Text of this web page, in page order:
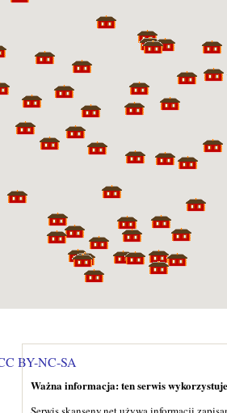
BY-NC-SA
Ważna informacja: ten serwis